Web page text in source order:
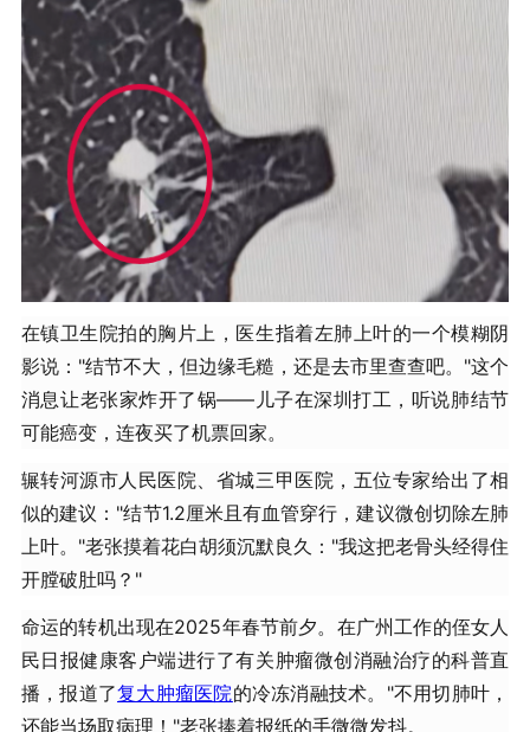
在镇卫生院拍的胸片上，医生指着左肺上叶的一个模糊阴
影说："结节不大，但边缘毛糙，还是去市里查查吧。"这个
消息让老张家炸开了锅——儿子在深圳打工，听说肺结节
可能癌变，连夜买了机票回家。
辗转河源市人民医院、省城三甲医院，五位专家给出了相
似的建议："结节1.2厘米且有血管穿行，建议微创切除左肺
上叶。"老张摸着花白胡须沉默良久："我这把老骨头经得住
开膛破肚吗？"
命运的转机出现在2025年春节前夕。在广州工作的侄女人
民日报健康客户端进行了有关肿瘤微创消融治疗的科普直
播，报道了复大肿瘤医院的冷冻消融技术。"不用切肺叶，
还能当场取病理！"老张捧着报纸的手微微发抖。